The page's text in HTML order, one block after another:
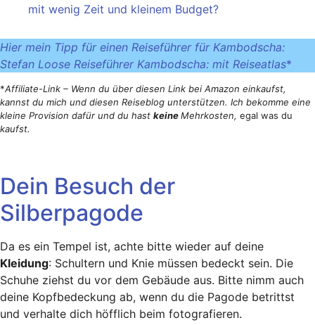
mit wenig Zeit und kleinem Budget?
Hier mein Tipp für einen Reiseführer für Kambodscha:
Stefan Loose Reiseführer Kambodscha: mit Reiseatlas*
*Affiliate-Link – Wenn du über diesen Link bei Amazon einkaufst,
kannst du mich und diesen Reiseblog unterstützen. Ich bekomme eine
kleine Provision dafür und du hast keineMehrkosten, egal was du
kaufst.
Dein Besuch der
Silberpagode
Da es ein Tempel ist, achte bitte wieder auf deine
Kleidung: Schultern und Knie müssen bedeckt sein. Die
Schuhe ziehst du vor dem Gebäude aus. Bitte nimm auch
deine Kopfbedeckung ab, wenn du die Pagode betrittst
und verhalte dich höfflich beim fotografieren.